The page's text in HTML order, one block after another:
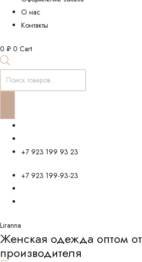
О нас
Контакты
0 ₽ 0 Cart
Поиск
товаров
+7 923 199 93 23
+7 923 199-93-23
Liranna
Женская одежда оптом от
производителя